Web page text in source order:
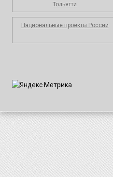
Тольятти
Национальные проекты России